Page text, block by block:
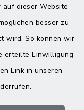
auf dieser Website
besser zu
wird. So können wir
erteilte Einwilligung
Link in unseren